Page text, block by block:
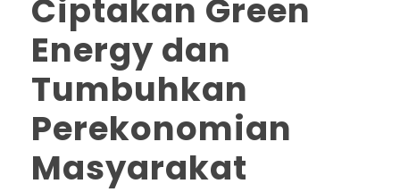
Ciptakan Green
Energy dan
Tumbuhkan
Perekonomian
Masyarakat